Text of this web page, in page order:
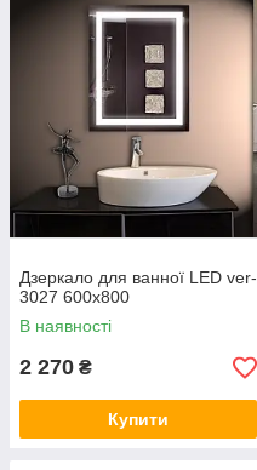
Дзеркало для ванної LED ver-
3027 600х800
В наявності
2 270 ₴
Купити